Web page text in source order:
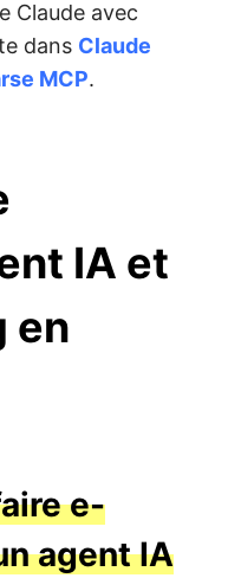
Claude avec
dans Claude
MCP.
IA et
en
e-
agent IA